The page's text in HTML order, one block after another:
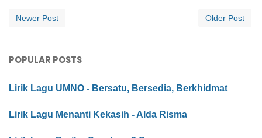
Newer Post Older Post
POPULAR POSTS
Lirik Lagu UMNO - Bersatu, Bersedia, Berkhidmat
Lirik Lagu Menanti Kekasih - Alda Risma